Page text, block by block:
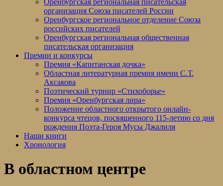
организация Союза писателей России
Оренбургское региональное отделение Союза
российских писателей
Оренбургская региональная общественная
писательская организация
Премии и конкурсы
Премия «Капитанская дочка»
Областная литературная премия имени С.Т.
Аксакова
Поэтический турнир «Стихоборье»
Премия «Оренбургская лира»
Положение областного открытого онлайн-
конкурса чтецов, посвященного 115-летию со дня
рождения Поэта-Героя Мусы Джалиля
Наши книги
Хронология
В областном центре